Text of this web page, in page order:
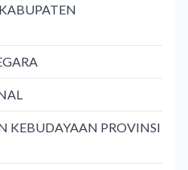
KEBUDAYAAN PROVINSI